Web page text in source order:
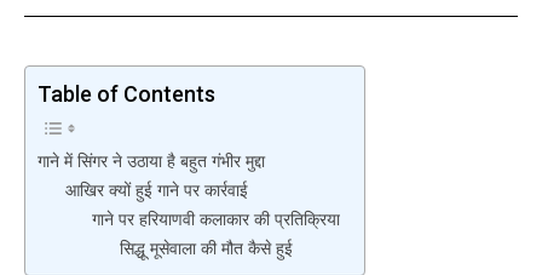
Table of Contents
गाने में सिंगर ने उठाया है बहुत गंभीर मुद्दा
आखिर क्यों हुई गाने पर कार्रवाई
गाने पर हरियाणवी कलाकार की प्रतिक्रिया
सिद्धू मूसेवाला की मौत कैसे हुई